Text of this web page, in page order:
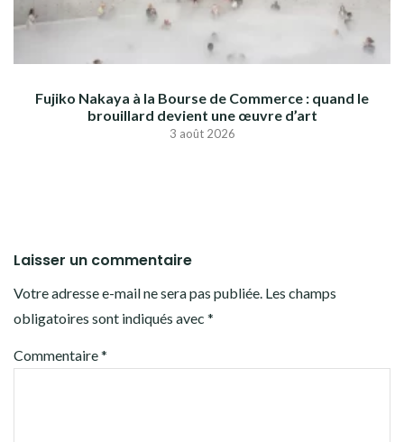
Fujiko Nakaya à la Bourse de Commerce : quand le
brouillard devient une œuvre d’art
3 août 2026
Laisser un commentaire
Votre adresse e-mail ne sera pas publiée. Les champs
obligatoires sont indiqués avec *
Commentaire*